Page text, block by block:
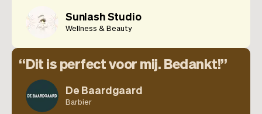
Sunlash Studio
Wellness & Beauty
Dit is perfect voor mij. Bedankt!
De Baardgaard
Barbier